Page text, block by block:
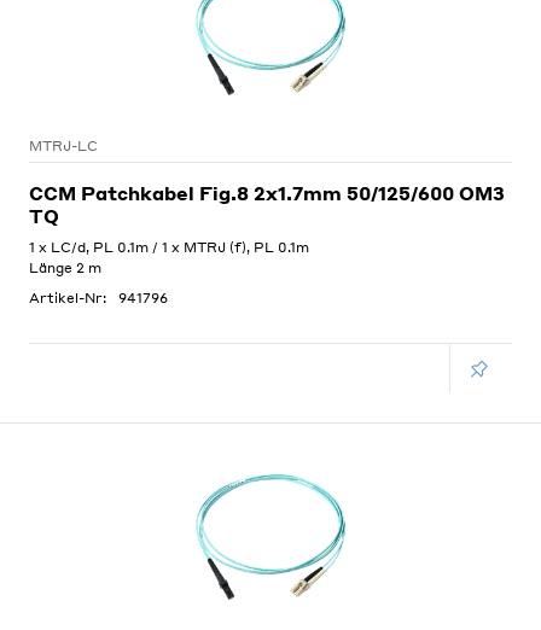
MTRJ-LC
CCM Patchkabel Fig.8 2x1.7mm 50/125/600 OM3
TQ
1 x LC/d, PL 0.1m / 1 x MTRJ (f), PL 0.1m
Länge 2 m
Artikel-Nr:
941796